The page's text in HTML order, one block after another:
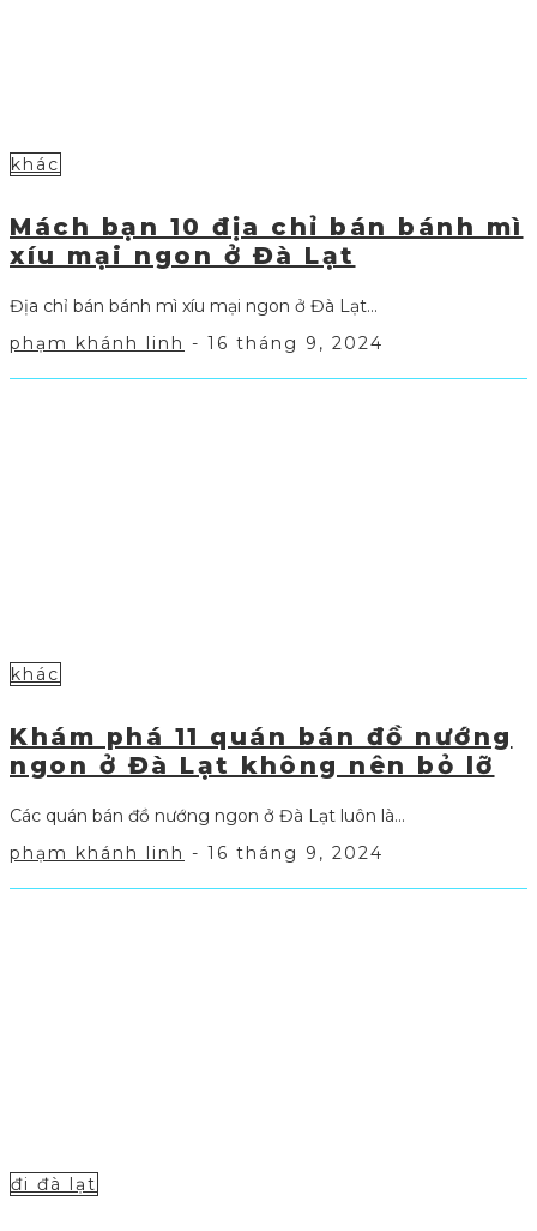
khác
Mách bạn 10 địa chỉ bán bánh mì
xíu mại ngon ở Đà Lạt
Địa chỉ bán bánh mì xíu mại ngon ở Đà Lạt...
phạm khánh linh - 16 tháng 9, 2024
khác
Khám phá 11 quán bán đồ nướng
ngon ở Đà Lạt không nên bỏ lỡ
Các quán bán đồ nướng ngon ở Đà Lạt luôn là...
phạm khánh linh - 16 tháng 9, 2024
đi đà lạt